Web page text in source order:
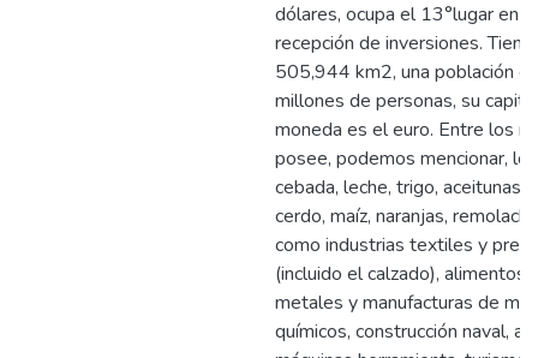
dólares, ocupa el 13°lugar en
recepción de inversiones.
505,944 km2, una población
millones de personas, su
moneda es el euro. Entre los
posee, podemos mencionar,
cebada, leche, trigo, aceitunas,
cerdo, maíz, naranjas,
como industrias textiles y
(incluido el calzado), alimentos
metales y manufacturas de
químicos, construcción naval,